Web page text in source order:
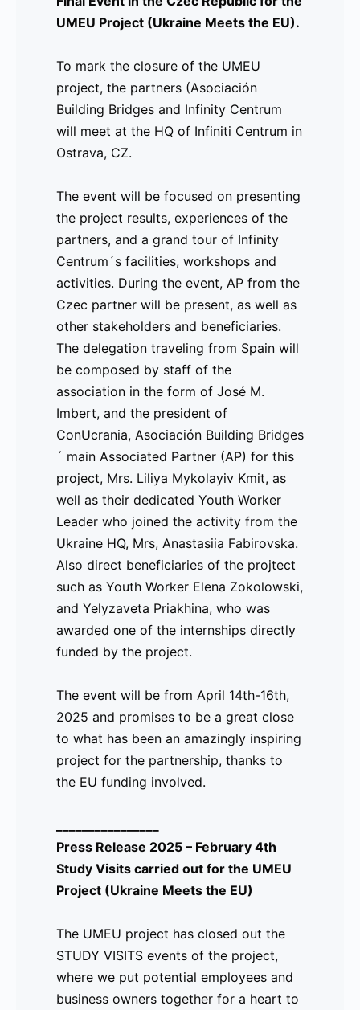
UMEU Project (Ukraine Meets the EU).
To mark the closure of the UMEU
project, the partners (Asociación
Building Bridges and Infinity Centrum
will meet at the HQ of Infiniti Centrum in
Ostrava, CZ.
The event will be focused on presenting
the project results, experiences of the
partners, and a grand tour of Infinity
Centrum´s facilities, workshops and
activities. During the event, AP from the
Czec partner will be present, as well as
other stakeholders and beneficiaries.
The delegation traveling from Spain will
be composed by staff of the
association in the form of José M.
Imbert, and the president of
ConUcrania, Asociación Building Bridges
´ main Associated Partner (AP) for this
project, Mrs. Liliya Mykolayiv Kmit, as
well as their dedicated Youth Worker
Leader who joined the activity from the
Ukraine HQ, Mrs, Anastasiia Fabirovska.
Also direct beneficiaries of the projtect
such as Youth Worker Elena Zokolowski,
and Yelyzaveta Priakhina, who was
awarded one of the internships directly
funded by the project.
The event will be from April 14th-16th,
2025 and promises to be a great close
to what has been an amazingly inspiring
project for the partnership, thanks to
the EU funding involved.
Press Release 2025 – February 4th
Study Visits carried out for the UMEU
Project (Ukraine Meets the EU)
The UMEU project has closed out the
STUDY VISITS events of the project,
where we put potential employees and
business owners together for a heart to
imágenes y acceder a los recursos
________________________________________
Comunicado de Prensa 2025 – 1 de abril
Evento Final en la República Checa para el
Con motivo del cierre del proyecto UMEU, los
Centrum) se reunirán en la sede de Infinity
El evento se centrará en presentar los
un recorrido por las instalaciones de Infinity
evento, estará presente el AP del socio checo,
delegación que viajará desde España estará
asociación, comoJosé M. Imbert, y la
de Asociación Building Bridges en este proyecto,
Fabirovska, así como beneficiarios directos del
Zokolowski , yYelyzaveta Priakhina
directamente financiadas por el proyecto.
El evento se celebrará del14 al 16 de abril de
lo que ha sido un proyecto increíblemente
de la UE.
________________________
Comunicado de Prensa 2025 – 4 de
Visitas de Estudio realizadas para el
El proyecto UMEU ha cerrado las VISITAS DE
de la industria, abordando las demandas y
Las visitas fueron organizadas por Sra. Silvana
BAR y CAFÉ, ubicado en Plaza del Biombo,
con la presencia de 4 participantes por visita
objetivo de generar un diálogo sobre las
necesarias para roles de atención al público, y
prácticas comunes dentro de la industria en
_________________
Comunicado 2025 – 20 de enero Llamado a